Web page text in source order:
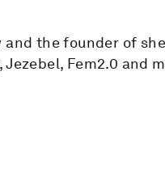
the founder of
Fem2.0 and